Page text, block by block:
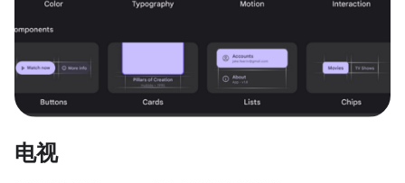
电视